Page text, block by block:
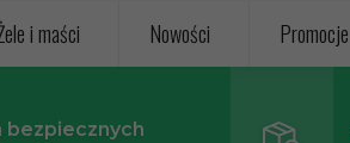
i maści Nowości Promocje
bezpiecznych